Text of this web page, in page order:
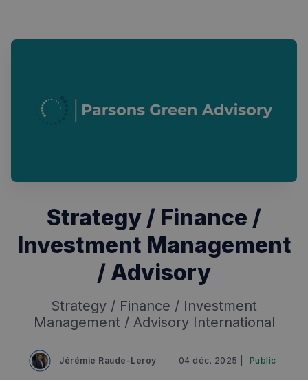
Recherche ✨Chatbot IA
RECHERCHES POPULAIRES
Annuaire des professionnels
Strategy / Finance /
Investment Management
/ Advisory
Strategy / Finance / Investment
Management / Advisory International
Jérémie Raude-Leroy 04 déc. 2025 | Public